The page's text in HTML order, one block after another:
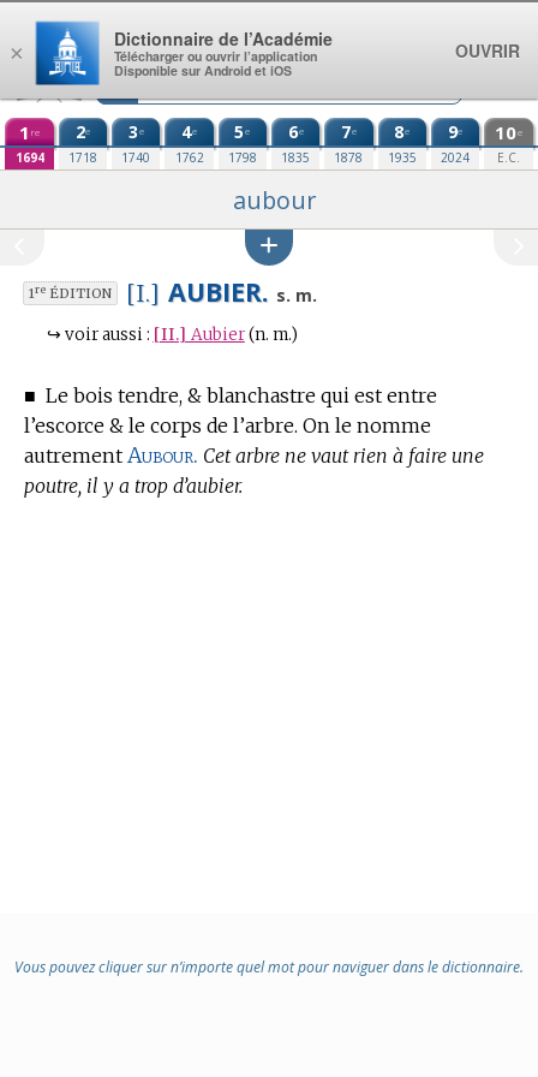
Aller au contenu
1 re
1694
2e
1718
3e
1740
4e
1762
5e
1798
6e
1835
7e
1878
8e
1935
9e
2024
10e
E.C.
aubour
1reÉDITION [I.] AUBIER. s. m.
↪ voir aussi : [II.] Aubier (n. m.)
■ Le bois tendre, & blanchastre qui est entre
l’escorce & le corps de l’arbre. On le nomme
autrement Aubour. Cet arbre ne vaut rien à faire une
poutre, il y a trop d’aubier.
Vous pouvez cliquer sur n’importe quel mot pour naviguer dans le dictionnaire.
×
Dictionnaire de l’Académie
Télécharger ou ouvrir l’application
Disponible sur Android et iOS
OUVRIR